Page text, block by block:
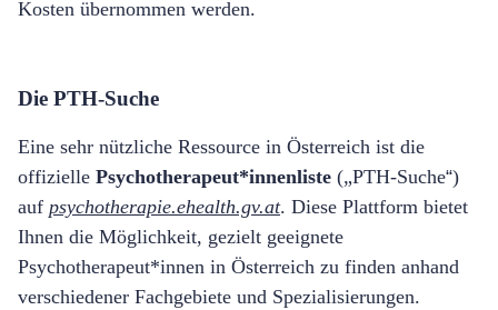
Kosten übernommen werden.
Die PTH-Suche
Eine sehr nützliche Ressource in Österreich ist die
offizielle Psychotherapeut*innenliste („PTH-Suche“)
auf psychotherapie.ehealth.gv.at. Diese Plattform bietet
Ihnen die Möglichkeit, gezielt geeignete
Psychotherapeut*innen in Österreich zu finden anhand
verschiedener Fachgebiete und Spezialisierungen.